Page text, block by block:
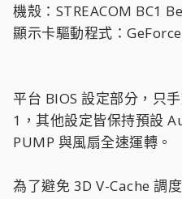
機殼：STREACOM BC1
顯示卡驅動程式：
平台 BIOS 設定部分，只
1，其他設定皆保持預設
PUMP 與風扇全速運轉。
為了避免 3D V-Cache 調